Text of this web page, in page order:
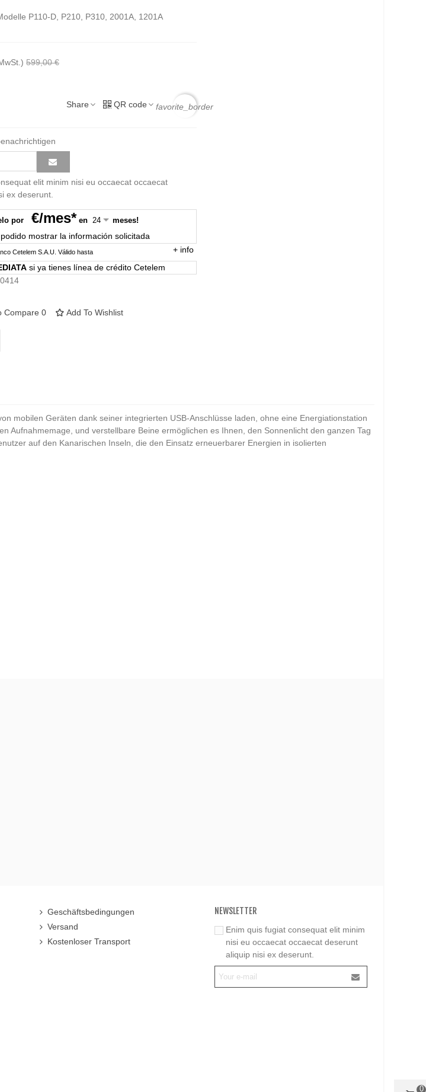
P110-D, P210, P310, 2001A, 1201A
599,00 €
Share QR code favorite_border
elit minim nisi eu occaecat occaecat
ex deserunt.
por €/mes* en meses!
mostrar la información solicitada
Cetelem S.A.U. Válido hasta + info
si ya tienes línea de crédito Cetelem
Compare 0 Add To Wishlist
mobilen Geräten dank seiner integrierten USB-Anschlüsse laden, ohne eine Energiationstation
Aufnahmemage, und verstellbare Beine ermöglichen es Ihnen, den Sonnenlicht den ganzen Tag
auf den Kanarischen Inseln, die den Einsatz erneuerbarer Energien in isolierten
Geschäftsbedingungen
Versand
Kostenloser Transport
NEWSLETTER
Enim quis fugiat consequat elit minim
nisi eu occaecat occaecat deserunt
aliquip nisi ex deserunt.
0